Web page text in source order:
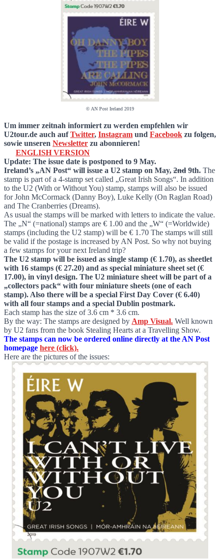
© AN Post Ireland 2019
Um immer zeitnah informiert zu werden empfehlen wir
U2tour.de auch aufTwitter, Instagram und Facebook zu folgen,
sowie unseren Newsletter zu abonnieren!
ENGLISH VERSION
Update: The issue date is postponed to 9 May.
Ireland’s „AN Post“ will issue a U2 stamp on May, 2nd 9th. The
stamp is part of a 4-stamp set called „Great Irish Songs“. In addition
to the U2 (With or Without You) stamp, stamps will also be issued
for John McCormack (Danny Boy), Luke Kelly (On Raglan Road)
and The Cranberries (Dreams).
As usual the stamps will be marked with letters to indicate the value.
The „N“ (=national) stamps are € 1.00 and the „W“ (=Worldwide)
stamps (including the U2 stamp) will be € 1.70 The stamps will still
be valid if the postage is increased by AN Post. So why not buying
a few stamps for your next Ireland trip?
The U2 stamp will be issued as single stamp (€ 1.70), as sheetlet
with 16 stamps (€ 27.20) and as special miniature sheet set (€
17.00), in vinyl design. The U2 miniature sheet will be part of a
„collectors pack“ with four miniature sheets (one of each
stamp). Also there will be a special First Day Cover (€ 6.40)
with all four stamps and a special Dublin postmark.
Each stamp has the size of 3.6 cm * 3.6 cm.
By the way: The stamps are designed by Amp Visual. Well known
by U2 fans from the book Stealing Hearts at a Travelling Show.
The stamps can now be ordered online directly at the AN Post
homepage here (click).
Here are the pictures of the issues: